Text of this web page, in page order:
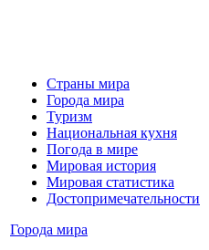
Страны мира
Города мира
Туризм
Национальная кухня
Погода в мире
Мировая история
Мировая статистика
Достопримечательности
Города мира